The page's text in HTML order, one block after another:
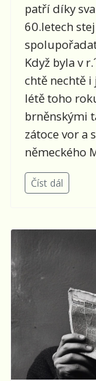
patří díky
60.letech
Když byla v
chtě nechtě i
létě toho
brněnskými
zátoce vor a
německého
Číst dál